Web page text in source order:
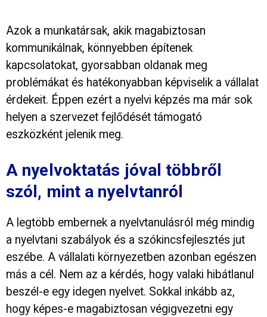
Azok a munkatársak, akik magabiztosan
kommunikálnak, könnyebben építenek
kapcsolatokat, gyorsabban oldanak meg
problémákat és hatékonyabban képviselik a vállalat
érdekeit. Éppen ezért a nyelvi képzés ma már sok
helyen a szervezet fejlődését támogató
eszközként jelenik meg.
A nyelvoktatás jóval többről
szól, mint a nyelvtanról
A legtöbb embernek a nyelvtanulásról még mindig
a nyelvtani szabályok és a szókincsfejlesztés jut
eszébe. A vállalati környezetben azonban egészen
más a cél. Nem az a kérdés, hogy valaki hibátlanul
beszél-e egy idegen nyelvet. Sokkal inkább az,
hogy képes-e magabiztosan végigvezetni egy